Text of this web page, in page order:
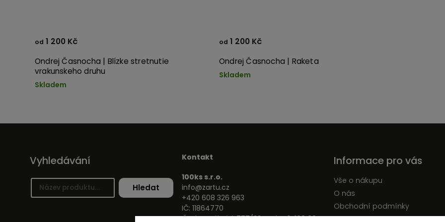
Ondrej Časnocha | Blízke stretnutie
vrakunskeho druhu
Skladem
od 1 200 Kč
Ondrej Časnocha | Raketa
Skladem
od 1 200 Kč
Vyhledávání
Hledat
Kontakt
100ks s.r.o.
info@zartu.cz
+420 608 326 963
IČ: 11864770
Českomalínská 777/23, Praha 6, 160 00
Informace pro vás
Vše o nákupu
O nás
Obchodní podmínky
Podmínky ochrany osobních